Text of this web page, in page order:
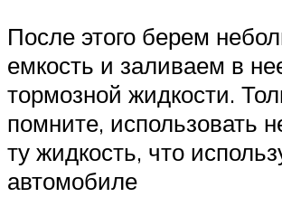
После этого берем
емкость и заливаем в
тормозной жидкости.
помните, использовать
ту жидкость, что
автомобиле